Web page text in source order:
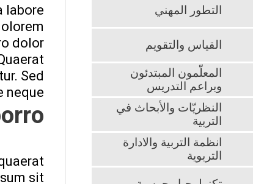
labore
dolor
Sed
sit
التطور المهني
القياس والتقويم
المعلّمون المبتدئون
وبراعم التدريس
النظريّات والأبحاث في
التربية
انظمة التربية والادارة
التربوية